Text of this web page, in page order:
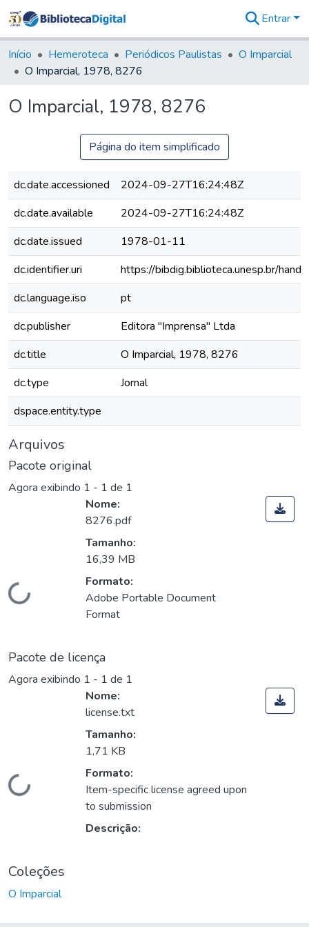
&
Coleções
Tudo na
Digital
Entrar
Início Hemeroteca Periódicos Paulistas
O Imparcial
O Imparcial, 1978, 8276
O Imparcial, 1978, 8276
Página do item simplificado
dc.date.accessioned
2024-09-27T16:24:48Z
dc.date.available
2024-09-27T16:24:48Z
dc.date.issued
1978-01-11
dc.identifier.uri
https://bibdig.biblioteca.unesp.br/
dc.language.iso
pt
dc.publisher
Editora "Imprensa" Ltda
dc.title
O Imparcial, 1978, 8276
dc.type
Jornal
dspace.entity.type
Arquivos
Pacote original
Agora exibindo 1 - 1 de 1
Carregando...
Nome:
8276.pdf
Tamanho:
16,39 MB
Formato:
Adobe Portable Document
Format
Pacote de licença
Agora exibindo 1 - 1 de 1
Carregando...
Nome:
license.txt
Tamanho:
1,71 KB
Formato:
Item-specific license agreed upon
to submission
Descrição:
Coleções
O Imparcial